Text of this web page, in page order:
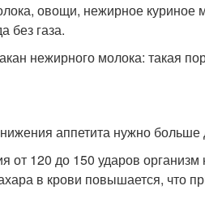
овощи, нежирное куриное
без газа.
нежирного молока: такая
аппетита нужно больше
от 120 до 150 ударов организм
в крови повышается, что